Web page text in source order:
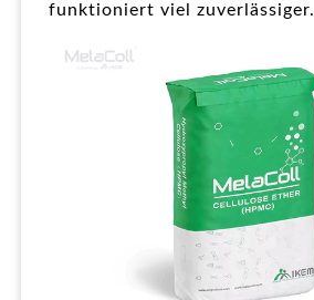
funktioniert viel zuverlässiger.